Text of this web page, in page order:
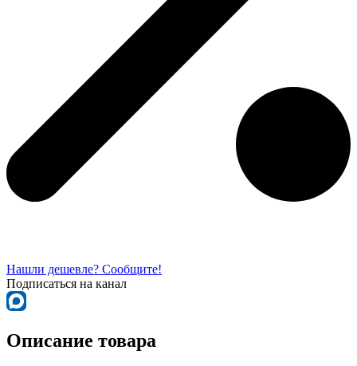
Нашли дешевле? Сообщите!
Подписаться на канал
Описание товара